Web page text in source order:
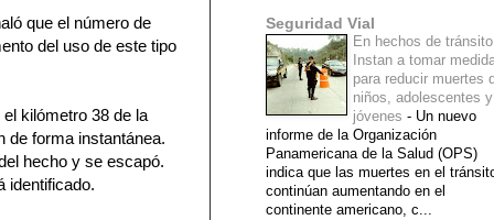
que el número de
del uso de este tipo
kilómetro 38 de la
de forma instantánea.
hecho y se escapó.
identificado.
Seguridad Vial
En hechos de tránsito
Instan a tomar
para reducir muertes
niños, adolescentes y
jóvenes - Un nuevo
informe de la Organización
Panamericana de la Salud (OPS)
indica que las muertes en el
continúan aumentando en el
continente americano, c...